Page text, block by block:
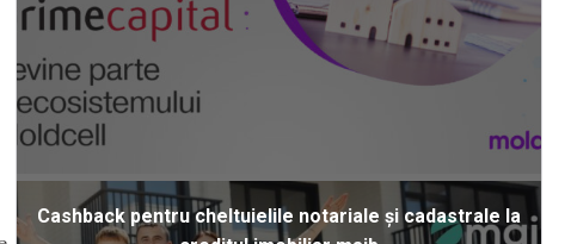
Cashback pentru cheltuielile notariale și cadastrale la